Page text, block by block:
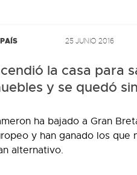
25 JUNIO 2016
la casa para
y se quedó
ha bajado a Gran
y han ganado los que
alternativo.